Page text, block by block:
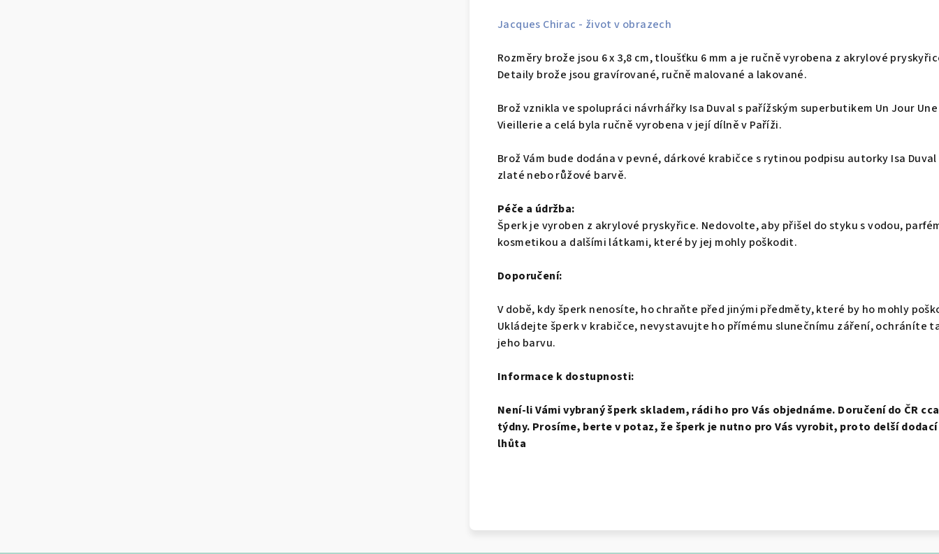
Jacques Chirac - život v obrazech
Rozměry brože jsou 6 x 3,8 cm, tloušťku 6 mm a je ručně vyrobena z akrylové
Detaily brože jsou gravírované, ručně malované a lakované.
Brož vznikla ve spolupráci návrhářky Isa Duval s pařížským superbutikem Un Jour Une
Vieillerie a celá byla ručně vyrobena v její dílně v Paříži.
Brož Vám bude dodána v pevné, dárkové krabičce s rytinou podpisu autorky Isa
zlaté nebo růžové barvě.
Péče a údržba:
Šperk je vyroben z akrylové pryskyřice. Nedovolte, aby přišel do styku s vodou,
kosmetikou a dalšími látkami, které by jej mohly poškodit.
Doporučení:
V době, kdy šperk nenosíte, ho chraňte před jinými předměty, které by ho mohly
Ukládejte šperk v krabičce, nevystavujte ho přímému slunečnímu záření, ochráníte
jeho barvu.
Informace k dostupnosti:
Není-li Vámi vybraný šperk skladem, rádi ho pro Vás objednáme. Doručení do ČR
týdny. Prosíme, berte v potaz, že šperk je nutno pro Vás vyrobit, proto delší dodací
lhůta